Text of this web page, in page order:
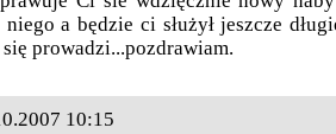
a będzie ci służył jeszcze
prowadzi...pozdrawiam.
10:15